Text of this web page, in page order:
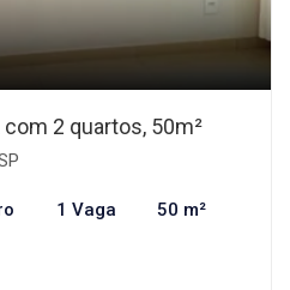
2 quartos, 50m²
1 Vaga 50 m²